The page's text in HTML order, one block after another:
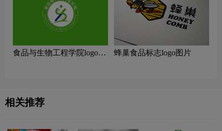
食品与生物工程学院logo图
蜂巢食品标志logo图片
相关推荐